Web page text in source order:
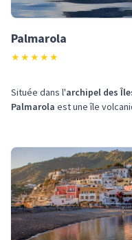
Palmarola
★★★★★
Située dans l'archipel des
Palmarola est une île